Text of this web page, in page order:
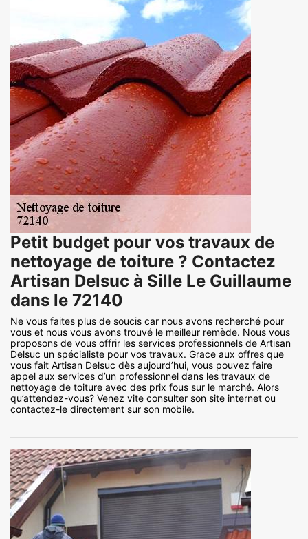
Petit budget pour vos travaux de
nettoyage de toiture ? Contactez
Artisan Delsuc à Sille Le Guillaume
dans le 72140
Ne vous faites plus de soucis car nous avons recherché pour
vous et nous vous avons trouvé le meilleur remède. Nous vous
proposons de vous offrir les services professionnels de Artisan
Delsuc un spécialiste pour vos travaux. Grace aux offres que
vous fait Artisan Delsuc dès aujourd’hui, vous pouvez faire
appel aux services d’un professionnel dans les travaux de
nettoyage de toiture avec des prix fous sur le marché. Alors
qu’attendez-vous? Venez vite consulter son site internet ou
contactez-le directement sur son mobile.